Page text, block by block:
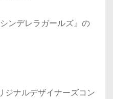
ンデレラガールズ』の
ジナルデザイナーズコン